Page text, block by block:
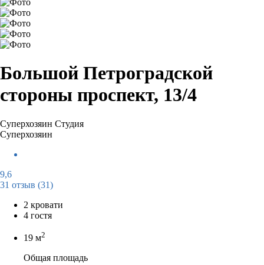
Большой Петроградской
стороны проспект, 13/4
Суперхозяин Студия
Суперхозяин
9,6
31 отзыв (31)
2 кровати
4 гостя
19 м2
Общая площадь